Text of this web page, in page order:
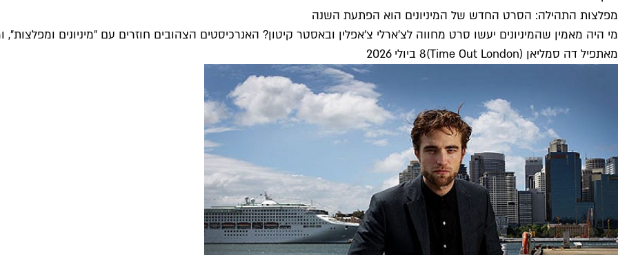
מפלצות התהילה: הסרט החדש של המיניונים הוא הפתעת השנה
מי היה מאמין שהמיניונים יעשו סרט מחווה לצ׳ארלי צ׳אפלין ובאסטר קיטון? האנרכיסטים הצהובים חוזרים עם ״מיניונים
מאתפיל דה סמליאן (Time Out London) 8 ביולי 2026